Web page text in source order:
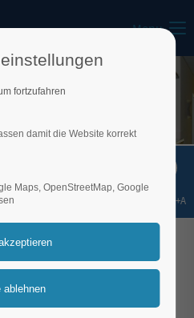
Menu
UNSEREN SERVICE
fortzufahren
damit die Website korrekt
Maps, OpenStreetMap, Google
Shift+Alt+A